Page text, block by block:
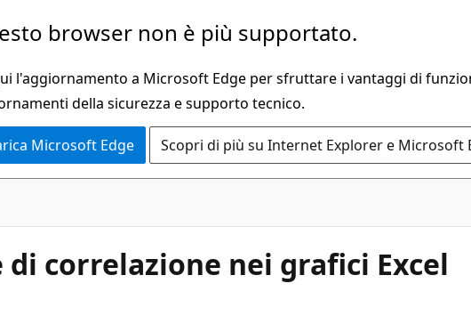
browser non è più supportato.
l'aggiornamento a Microsoft Edge per sfruttare i vantaggi di
della sicurezza e supporto tecnico.
Microsoft Edge Scopri di più su Internet Explorer e Microsoft
correlazione nei grafici Excel